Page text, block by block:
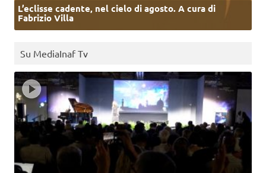
L’eclisse cadente, nel cielo di agosto. A cura di
Fabrizio Villa
Su MediaInaf Tv